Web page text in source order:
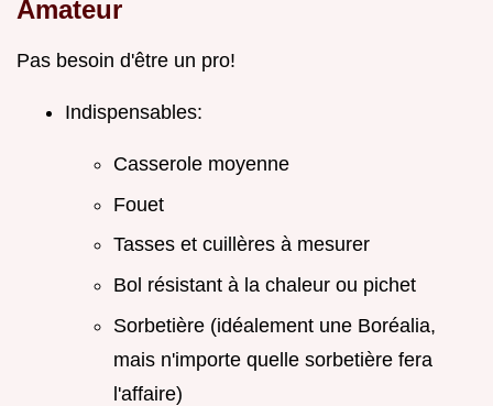
Amateur
Pas besoin d'être un pro!
Indispensables:
Casserole moyenne
Fouet
Tasses et cuillères à mesurer
Bol résistant à la chaleur ou pichet
Sorbetière (idéalement une Boréalia,
mais n'importe quelle sorbetière fera
l'affaire)